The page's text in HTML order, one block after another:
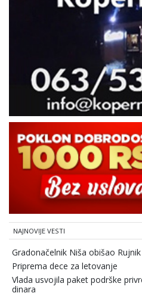
NAJNOVIJE VESTI
Gradonačelnik Niša obišao
Priprema dece za letovanje
Vlada usvojila paket podrške
dinara